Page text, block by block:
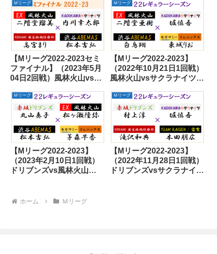
Ｍリーグ
【Mリーグ2022-2023セミ
ファイナル】（2023年5月
04日2回戦）風林火山vsサ
部vsABEMAS
Ｍリーグ
【Mリーグ2022-2023】
（2022年10月21日1回戦）
風林火山vsサクラナイツ
ス
Ｍリーグ
【Mリーグ2022-2023】
（2023年2月10日1回戦）
ドリブンズvs風林火山
Ｍリーグ
【Mリーグ2022-2023】
（2022年11月28日1回戦）
ドリブンズvsサクラナイツ
ホーム Ｍリーグ